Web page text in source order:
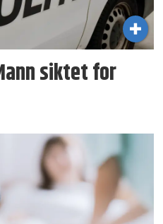
siktet for